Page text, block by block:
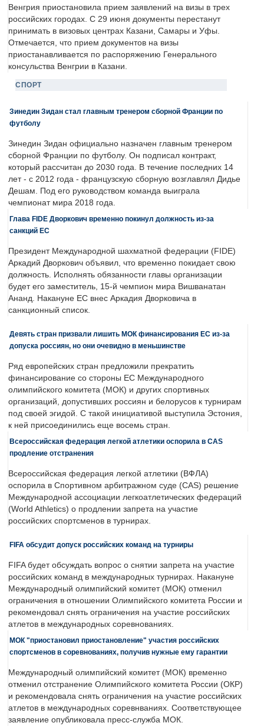
Венгрия приостановила прием заявлений на визы в трех
российских городах. С 29 июня документы перестанут
принимать в визовых центрах Казани, Самары и Уфы.
Отмечается, что прием документов на визы
приостанавливается по распоряжению Генерального
консульства Венгрии в Казани.
СПОРТ
Зинедин Зидан стал главным тренером сборной Франции по
футболу
Зинедин Зидан официально назначен главным тренером
сборной Франции по футболу. Он подписал контракт,
который рассчитан до 2030 года. В течение последних 14
лет - с 2012 года - французскую сборную возглавлял Дидье
Дешам. Под его руководством команда выиграла
чемпионат мира 2018 года.
Глава FIDE Дворкович временно покинул должность из-за
санкций ЕС
Президент Международной шахматной федерации (FIDE)
Аркадий Дворкович объявил, что временно покидает свою
должность. Исполнять обязанности главы организации
будет его заместитель, 15-й чемпион мира Вишванатан
Ананд. Накануне ЕС внес Аркадия Дворковича в
санкционный список.
Девять стран призвали лишить МОК финансирования ЕС из-за
допуска россиян, но они очевидно в меньшинстве
Ряд европейских стран предложили прекратить
финансирование со стороны ЕС Международного
олимпийского комитета (МОК) и других спортивных
организаций, допустивших россиян и белорусов к турнирам
под своей эгидой. С такой инициативой выступила Эстония,
к ней присоединились еще восемь стран.
Всероссийская федерация легкой атлетики оспорила в CAS
продление отстранения
Всероссийская федерация легкой атлетики (ВФЛА)
оспорила в Спортивном арбитражном суде (CAS) решение
Международной ассоциации легкоатлетических федераций
(World Athletics) о продлении запрета на участие
российских спортсменов в турнирах.
FIFA обсудит допуск российских команд на турниры
FIFA будет обсуждать вопрос о снятии запрета на участие
российских команд в международных турнирах. Накануне
Международный олимпийский комитет (МОК) отменил
ограничения в отношении Олимпийского комитета России и
рекомендовал снять ограничения на участие российских
атлетов в международных соревнованиях.
МОК "приостановил приостановление" участия российских
спортсменов в соревнованиях, получив нужные ему гарантии
Международный олимпийский комитет (МОК) временно
отменил отстранение Олимпийского комитета России (ОКР)
и рекомендовала снять ограничения на участие российских
атлетов в международных соревнваниях. Соответствующее
заявление опубликовала пресс-служба МОК.